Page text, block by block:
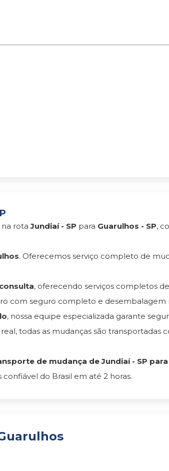
na rotaJundiaí - SP para Guarulhos - SP,
. Oferecemos serviço completo de
, oferecendo serviços completos
com seguro completo e desembalagem
, nossa equipe especializada garante
todas as mudanças são
de mudança de Jundiaí - SP para
do Brasil em até 2 horas.